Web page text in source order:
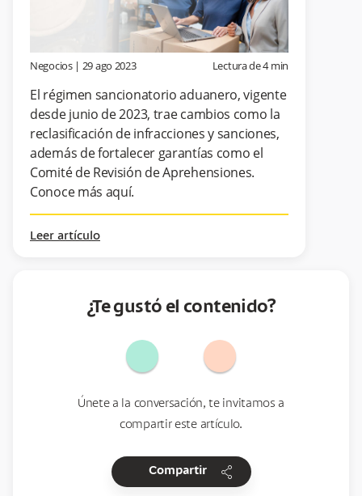
Negocios| 29 ago 2023 Lectura de4min
El régimen sancionatorio aduanero, vigente
desde junio de 2023, trae cambios como la
reclasificación de infracciones y sanciones,
además de fortalecer garantías como el
Comité de Revisión de Aprehensiones.
Conoce más aquí.
Leer artículo
¿Te gustó el contenido?
Únete a la conversación, te invitamos a
compartir este artículo.
Compartir share